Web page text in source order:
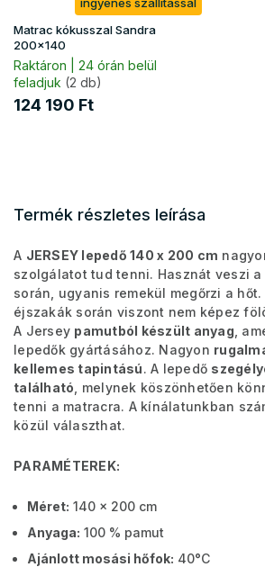
Matrac kókusszal Sandra
200x140
Raktáron | 24 órán belül
feladjuk (2 db)
124 190 Ft
Termék részletes leírása
A JERSEY lepedő 140 x 200 cm
szolgálatot tud tenni. Hasznát veszi
során, ugyanis remekül megőrzi a hőt.
éjszakák során viszont nem képez
A Jersey pamutból készült anyag ,
lepedők gyártásához. Nagyon
kellemes tapintású. A lepedő
található , melynek köszönhetően
tenni a matracra. A kínálatunkban
közül választhat.
PARAMÉTEREK:
Méret: 140 x 200 cm
Anyaga: 100 % pamut
Ajánlott mosási hőfok: 40°C